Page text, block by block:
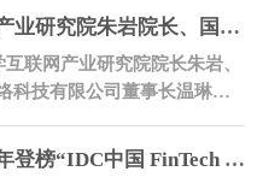
总部召开了第二届董事会第
事会第一次会议。
清华大学互联网产业研究院朱岩院长、国能互通温琳董事长一行莅临聚均科技参观交流
联网产业研究院院长朱岩、
科技有限公司董事长温琳、
聚均科技参观交流。
聚均科技连续三年登榜“IDC中国 FinTech 50”